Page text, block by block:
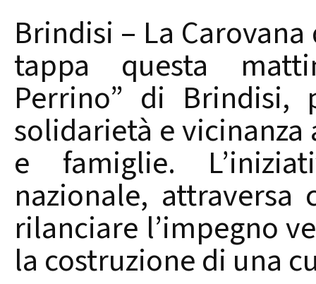
Brindisi – La
tappa questa
Perrino” di Brindisi,
solidarietà e
e famiglie.
nazionale,
rilanciare l’impegno
la costruzione di una